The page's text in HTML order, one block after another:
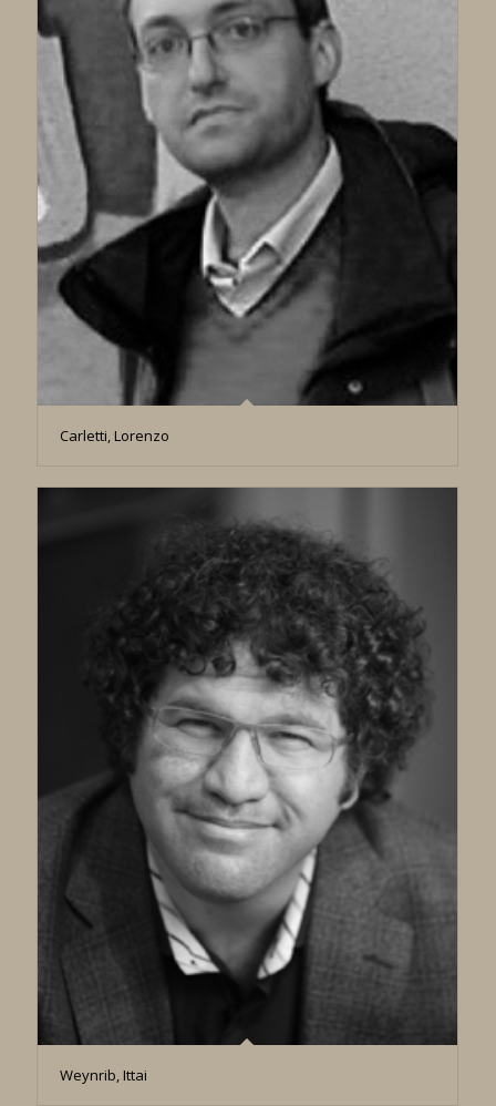
Carletti, Lorenzo
Weynrib, Ittai